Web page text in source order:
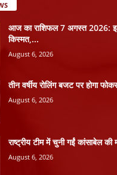
आज का राशिफल 7 अगस्त 2026:
किस्मत,...
August 6, 2026
तीन वर्षीय रोलिंग बजट पर होगा
August 6, 2026
राष्ट्रीय टीम में चुनी गईं कांसाबेल
August 6, 2026